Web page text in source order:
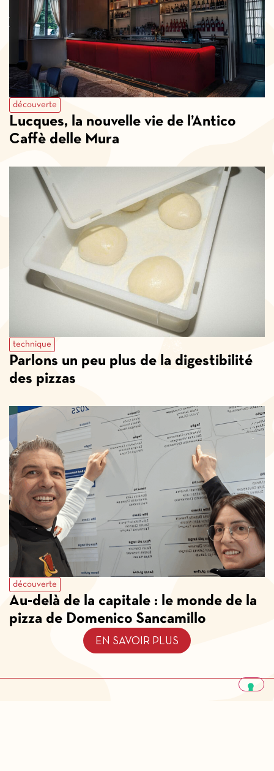
découverte
Lucques, la nouvelle vie de l’Antico
Caffè delle Mura
technique
Parlons un peu plus de la digestibilité
des pizzas
découverte
Au-delà de la capitale : le monde de la
pizza de Domenico Sancamillo
EN SAVOIR PLUS